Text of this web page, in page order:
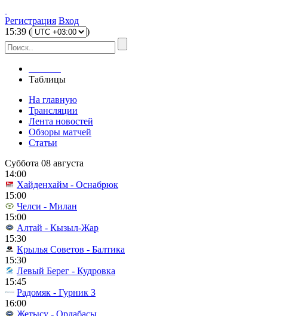
Регистрация Вход
15:39 ( )
Таблицы
На главную
Трансляции
Лента новостей
Обзоры матчей
Статьи
Суббота 08 августа
14:00
Хайденхайм - Оснабрюк
15:00
Челси - Милан
15:00
Алтай - Кызыл-Жар
15:30
Крылья Советов - Балтика
15:30
Левый Берег - Кудровка
15:45
Радомяк - Гурник З
16:00
Жетысу - Ордабасы